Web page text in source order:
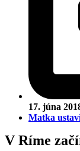
17. júna
Matka
V Ríme